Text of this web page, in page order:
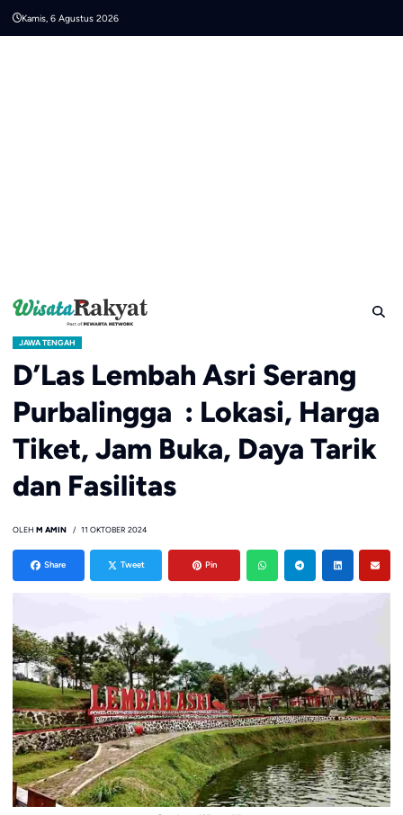
Kamis, 6 Agustus 2026
JAWA TENGAH
D’Las Lembah Asri Serang
Purbalingga : Lokasi, Harga
Tiket, Jam Buka, Daya Tarik
dan Fasilitas
OLEH M AMIN 11 OKTOBER 2024
Share Tweet Pin